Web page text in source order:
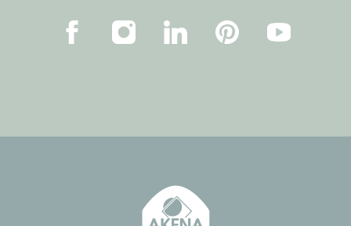
FacebookInstagramLinkedinPinterestYouTube